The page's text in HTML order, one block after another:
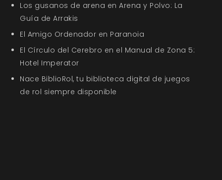
Los gusanos de arena en Arena y Polvo: La
Guía de Arrakis
El Amigo Ordenador en Paranoia
El Círculo del Cerebro en el Manual de Zona 5:
Hotel Imperator
Nace BiblioRol, tu biblioteca digital de juegos
de rol siempre disponible